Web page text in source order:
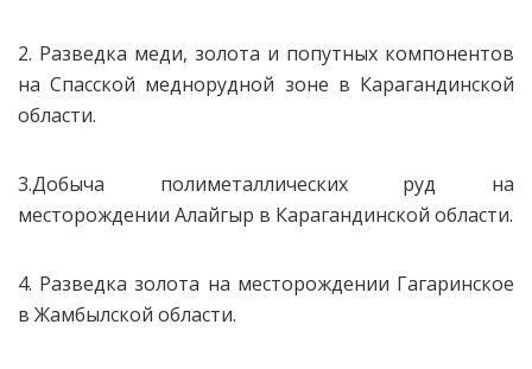
2. Разведка меди, золота и попутных компонентов
на Спасской меднорудной зоне в Карагандинской
области.
3.Добыча полиметаллических руд на
месторождении Алайгыр в Карагандинской области.
4. Разведка золота на месторождении Гагаринское
в Жамбылской области.